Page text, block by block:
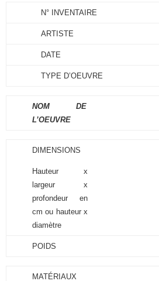
N° INVENTAIRE
ARTISTE
DATE
TYPE D’OEUVRE
NOM DE
L’OEUVRE
DIMENSIONS
Hauteur x
largeur x
profondeur en
cm ou hauteur x
diamètre
POIDS
MATÉRIAUX